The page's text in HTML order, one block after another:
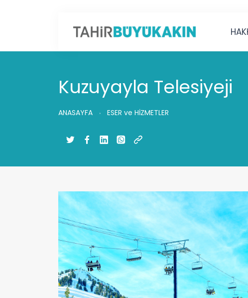
Kuzuyayla Telesiyeji
ANASAYFA ESER ve HİZMETLER